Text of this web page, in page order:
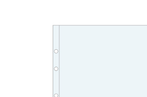
LINEA COLLEZIONISMO